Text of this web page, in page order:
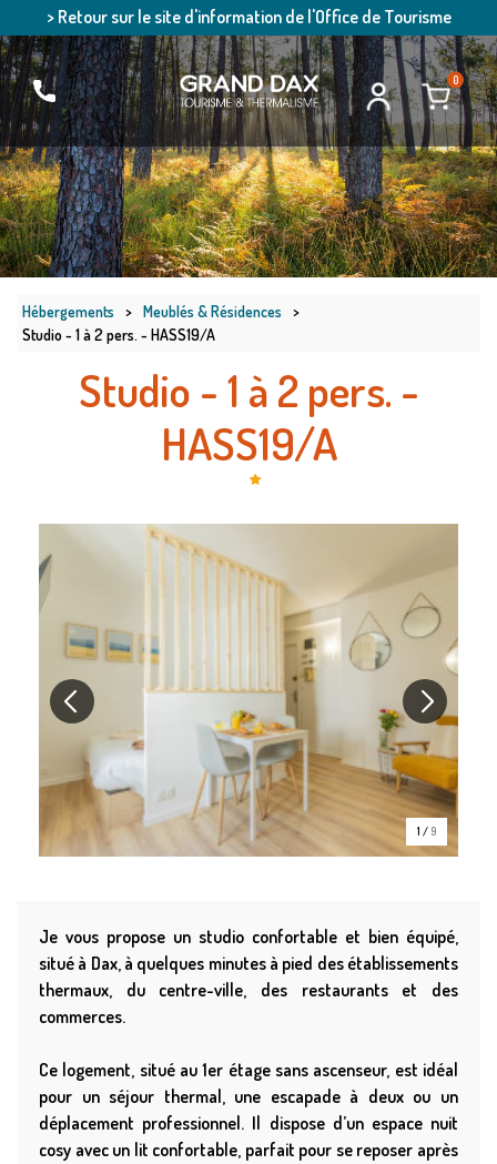
> Retour sur le site d'information de l'Office de Tourisme
0
Hébergements > Meublés & Résidences
>
Studio - 1 à 2 pers. - HASS19/A
Studio - 1 à 2 pers. -
HASS19/A
1 / 9
Je vous propose un studio confortable et bien équipé,
situé à Dax, à quelques minutes à pied des établissements
thermaux, du centre-ville, des restaurants et des
commerces.
Ce logement, situé au 1er étage sans ascenseur, est idéal
pour un séjour thermal, une escapade à deux ou un
déplacement professionnel. Il dispose d’un espace nuit
cosy avec un lit confortable, parfait pour se reposer après